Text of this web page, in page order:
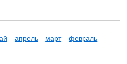
апрель март
февраль